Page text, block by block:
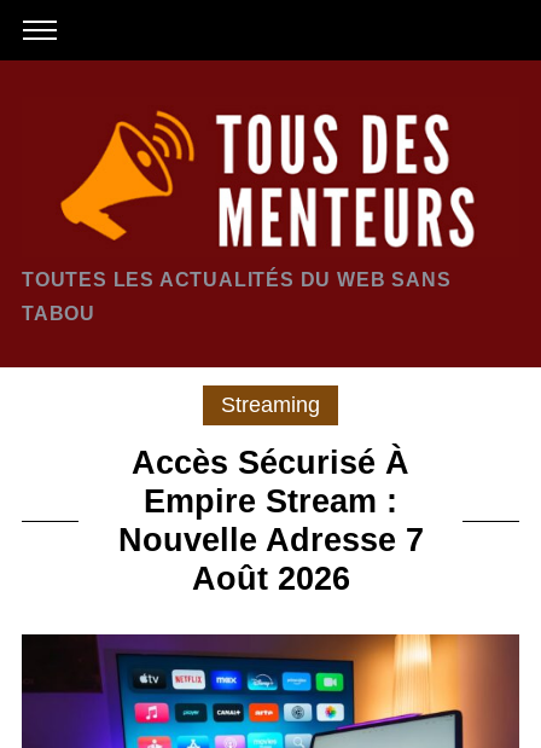
TOUTES LES ACTUALITÉS DU WEB SANS
TABOU
Streaming
Accès Sécurisé À
Empire Stream :
Nouvelle Adresse 7
Août 2026